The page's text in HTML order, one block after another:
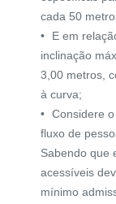
cada 50
E em
inclinação
3,00 metros,
à curva;
Considere
fluxo de
Sabendo que
acessíveis
mínimo